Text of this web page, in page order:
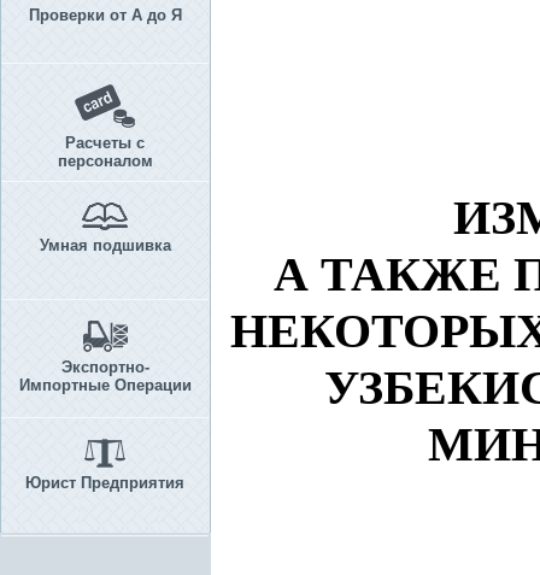
Проверки от А до Я
Расчеты с
персоналом
Умная подшивка
Экспортно-
Импортные Операции
Юрист Предприятия
А ТАКЖЕ